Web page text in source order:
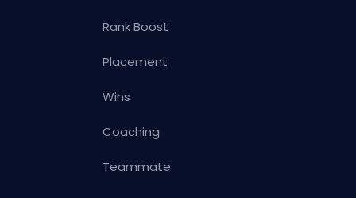
Rank Boost
Placement
Wins
Coaching
Teammate